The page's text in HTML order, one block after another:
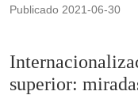
superior:
Publicado 2021-06-30